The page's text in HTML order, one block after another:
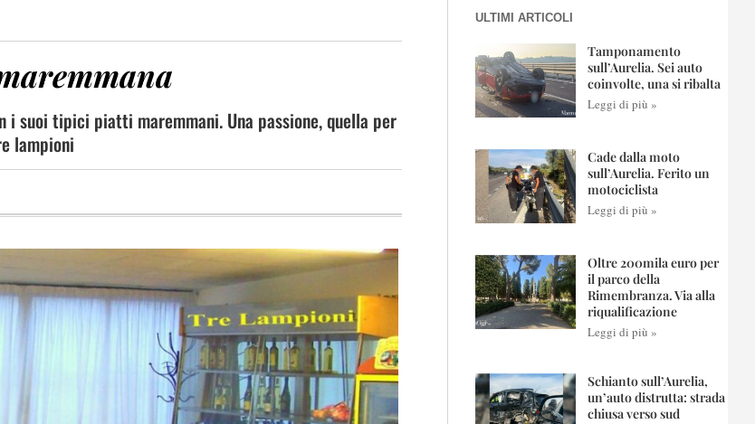
suoi tipici piatti maremmani. Una passione, quella per
lampioni
ULTIMI ARTICOLI
Tamponamento
sull’Aurelia. Sei auto
coinvolte, una si ribalta
Leggi di più »
Cade dalla moto
sull’Aurelia. Ferito un
motociclista
Leggi di più »
Oltre 200mila euro per
il parco della
Rimembranza. Via alla
riqualificazione
Leggi di più »
Schianto sull’Aurelia,
un’auto distrutta: strada
chiusa verso sud